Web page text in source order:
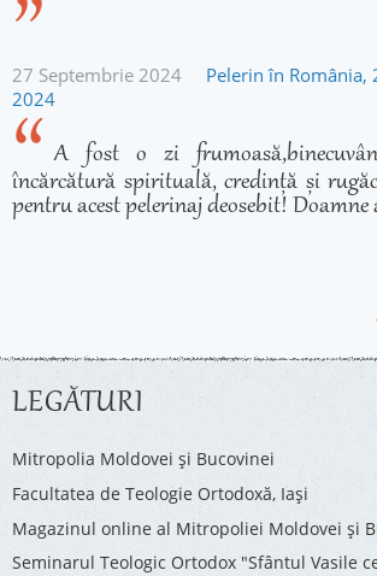
27 Septembrie 2024
Pelerin în România,
2024
A fost o zi
încărcătură spirituală, credință și
pentru acest pelerinaj deosebit! Doamne
LEGĂTURI
Mitropolia Moldovei și Bucovinei
Facultatea de Teologie Ortodoxă, Iaşi
Magazinul online al Mitropoliei Moldovei și
Seminarul Teologic Ortodox "Sfântul Vasile